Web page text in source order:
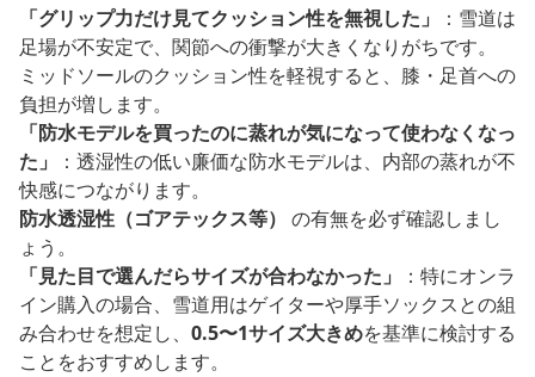
「グリップ力だけ見てクッション性を無視した」
：雪道は
足場が不安定で、関節への衝撃が大きくなりがちです。
ミッドソールのクッション性を軽視すると、膝・足首への
負担が増します。
「防水モデルを買ったのに蒸れが気になって使わなくなっ
た」
：透湿性の低い廉価な防水モデルは、内部の蒸れが不
快感につながります。
防水透湿性（ゴアテックス等） の有無を必ず確認しまし
ょう。
「見た目で選んだらサイズが合わなかった」
：特にオンラ
イン購入の場合、雪道用はゲイターや厚手ソックスとの組
み合わせを想定し、 0.5〜1サイズ大きめを基準に検討する
ことをおすすめします。